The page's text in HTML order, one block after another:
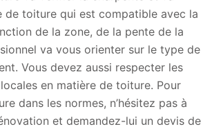
de toiture qui est compatible avec la
de la zone, de la pente de la
va vous orienter sur le type de
Vous devez aussi respecter les
en matière de toiture. Pour
dans les normes, n’hésitez pas à
et demandez-lui un devis de